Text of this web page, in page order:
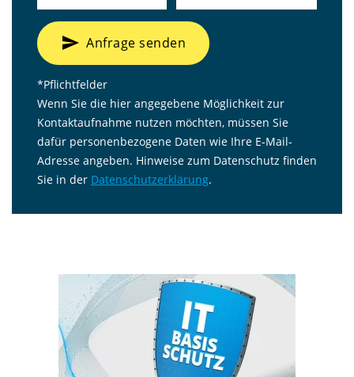
send Anfrage senden
*Pflichtfelder
Wenn Sie die hier angegebene Möglichkeit zur
Kontaktaufnahme nutzen möchten, müssen Sie
dafür personenbezogene Daten wie Ihre E-Mail-
Adresse angeben. Hinweise zum Datenschutz finden
Sie in der Datenschutzerklärung.